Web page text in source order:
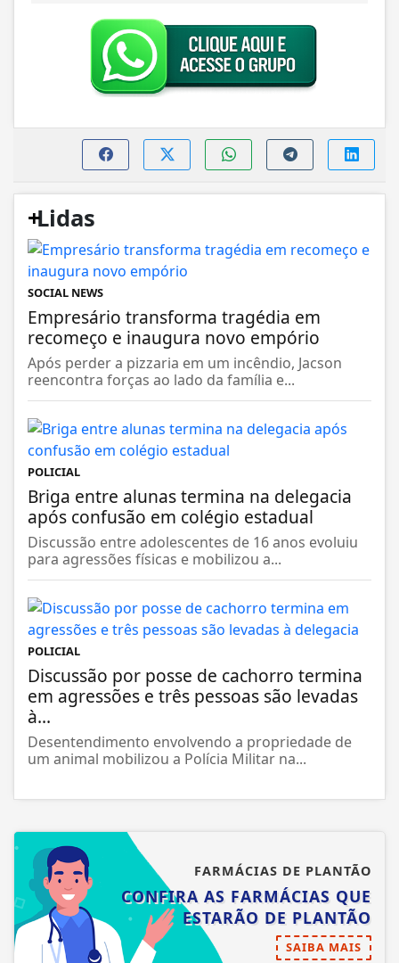
+
Lidas
SOCIAL NEWS
Empresário transforma tragédia em
recomeço e inaugura novo empório
Após perder a pizzaria em um incêndio, Jacson
reencontra forças ao lado da família e...
POLICIAL
Briga entre alunas termina na delegacia
após confusão em colégio estadual
Discussão entre adolescentes de 16 anos evoluiu
para agressões físicas e mobilizou a...
POLICIAL
Discussão por posse de cachorro termina
em agressões e três pessoas são levadas
à...
Desentendimento envolvendo a propriedade de
um animal mobilizou a Polícia Militar na...
FARMÁCIAS DE PLANTÃO
CONFIRA AS FARMÁCIAS QUE
ESTARÃO DE PLANTÃO
SAIBA MAIS